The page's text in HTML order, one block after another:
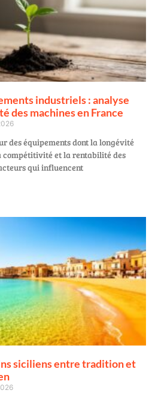
industriels : analyse
des machines en France
des équipements dont la longévité
et la rentabilité des
qui influencent
siciliens entre tradition et